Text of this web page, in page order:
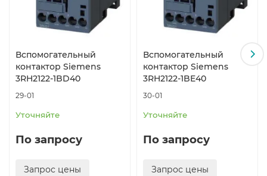
вспомогательных контактов соответствуют
комплектному контактору. Эти блоки вспомогательных
контактов (3RH29 11–1GA..) не могут комбинироваться с
контакторными реле, имеющими идентификационные
номера 31E и 22E; они имеют механическое
кодирование.
Вспомогательный
контактор Siemens
3RH2122-1BD40
29-01
Уточняйте
По запросу
Запрос цены
Вспомогательный
контактор Siemens
3RH2122-1BE40
30-01
Уточняйте
По запросу
Запрос цены